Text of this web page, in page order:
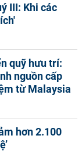
III: Khi các
quỹ hưu trí:
nguồn cấp
từ Malaysia
hơn 2.100